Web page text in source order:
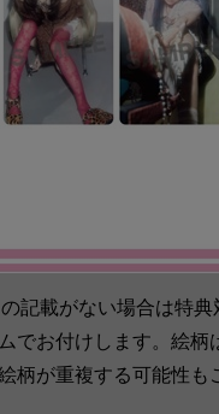
記載がない場合は特典
でお付けします。絵柄
柄が重複する可能性も